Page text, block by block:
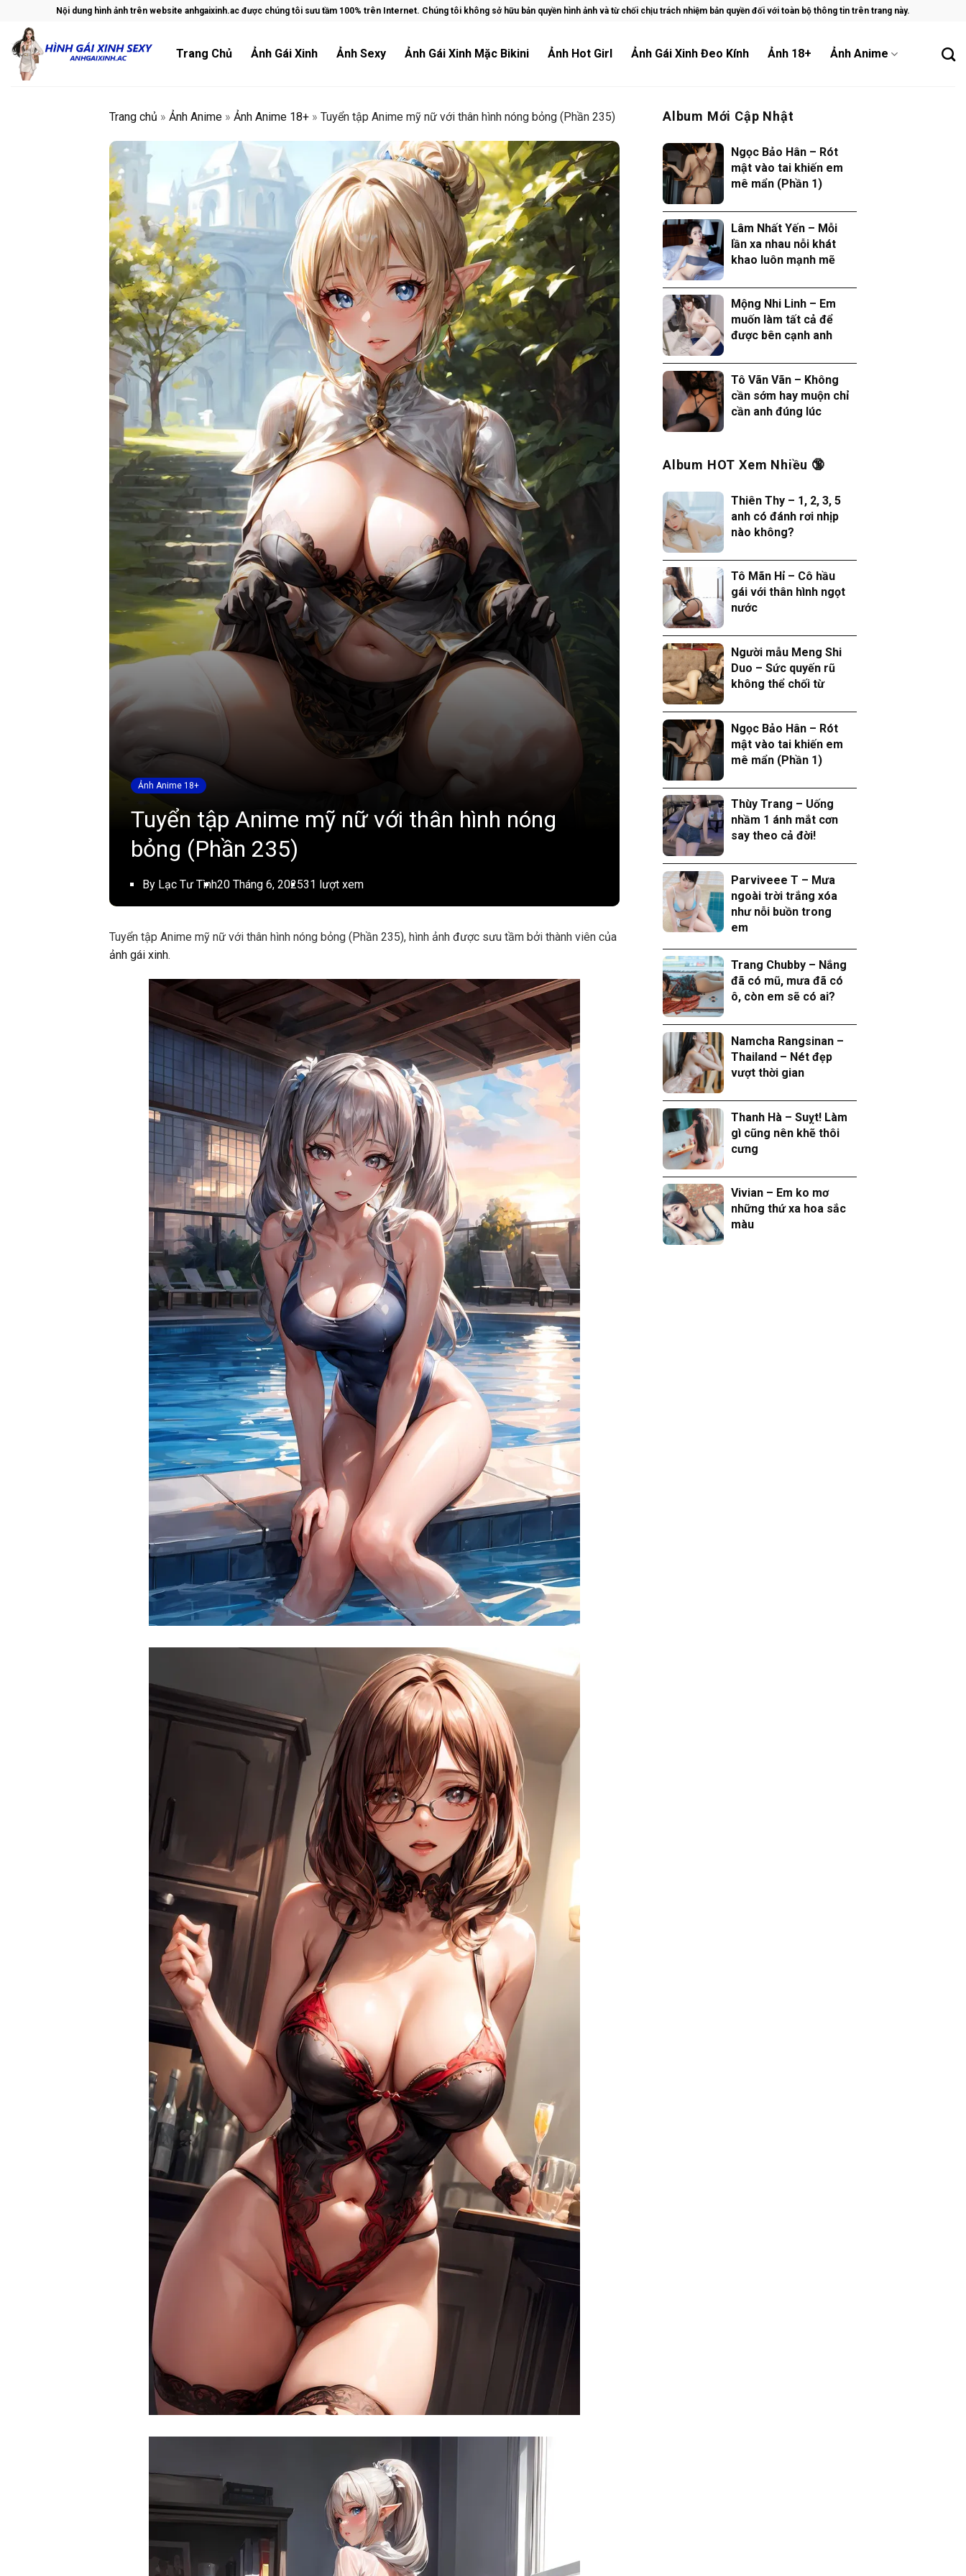
content
Nội dung hình ảnh trên website anhgaixinh.ac được chúng tôi sưu tầm 100% trên Internet. Chúng tôi không sở hữu bản quyền hình ảnh và từ chối chịu trách nhiệm bản quyền đối với toàn bộ thông tin trên trang này.
Trang Chủ Ảnh Gái Xinh Ảnh Sexy Ảnh Gái Xinh Mặc Bikini Ảnh Hot Girl Ảnh Gái Xinh Đeo Kính Ảnh 18+ Ảnh Anime
Trang chủ » Ảnh Anime » Ảnh Anime 18+ » Tuyển tập Anime mỹ nữ với thân hình nóng bỏng (Phần 235)
Ảnh Anime 18+
Tuyển tập Anime mỹ nữ với thân hình nóng
bỏng (Phần 235)
By Lạc Tư Tình20 Tháng 6, 202531 lượt xem
Tuyển tập Anime mỹ nữ với thân hình nóng bỏng (Phần 235), hình ảnh được sưu tầm bởi thành viên của
ảnh gái xinh.
Album Mới Cập Nhật
Ngọc Bảo Hân – Rót
mật vào tai khiến em
mê mẩn (Phần 1)
Lâm Nhất Yến – Mỗi
lần xa nhau nỗi khát
khao luôn mạnh mẽ
Mộng Nhi Linh – Em
muốn làm tất cả để
được bên cạnh anh
Tô Vãn Vãn – Không
cần sớm hay muộn chỉ
cần anh đúng lúc
Album HOT Xem Nhiều 🔞
Thiên Thy – 1, 2, 3, 5
anh có đánh rơi nhịp
nào không?
Tô Mãn Hỉ – Cô hầu
gái với thân hình ngọt
nước
Người mẫu Meng Shi
Duo – Sức quyến rũ
không thể chối từ
Ngọc Bảo Hân – Rót
mật vào tai khiến em
mê mẩn (Phần 1)
Thùy Trang – Uống
nhầm 1 ánh mắt cơn
say theo cả đời!
Parviveee T – Mưa
ngoài trời trắng xóa
như nỗi buồn trong
em
Trang Chubby – Nắng
đã có mũ, mưa đã có
ô, còn em sẽ có ai?
Namcha Rangsinan –
Thailand – Nét đẹp
vượt thời gian
Thanh Hà – Suỵt! Làm
gì cũng nên khẽ thôi
cưng
Vivian – Em ko mơ
những thứ xa hoa sắc
màu